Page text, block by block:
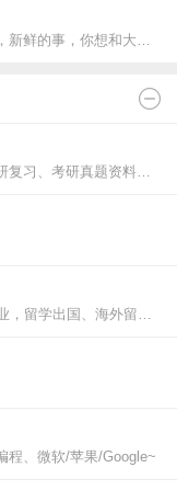
大连生活攻略，生活感悟，好玩的事，新鲜的事，你想和大家分享的事~
考研信息、考研报考、考研大纲、考研复习、考研真题资料、海大保研。
英语四六级、雅思、托福、BEC、托业，留学出国、海外留学交流、留学生。
程、微软/苹果/Google~